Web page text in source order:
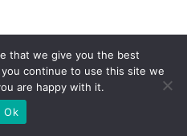
that we give you the best
continue to use this site we
are happy with it.
Ok